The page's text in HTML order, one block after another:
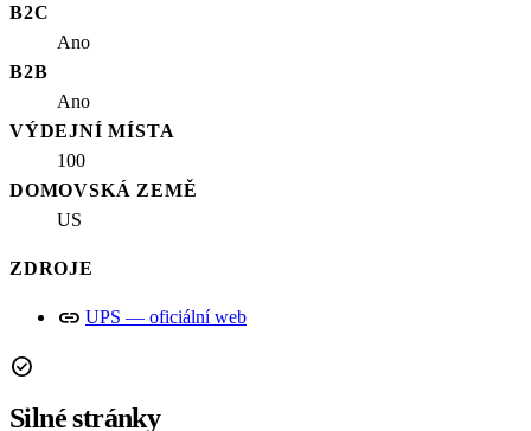
B2C
Ano
B2B
Ano
VÝDEJNÍ MÍSTA
100
DOMOVSKÁ ZEMĚ
US
ZDROJE
link UPS — oficiální web
check_circle
Silné stránky